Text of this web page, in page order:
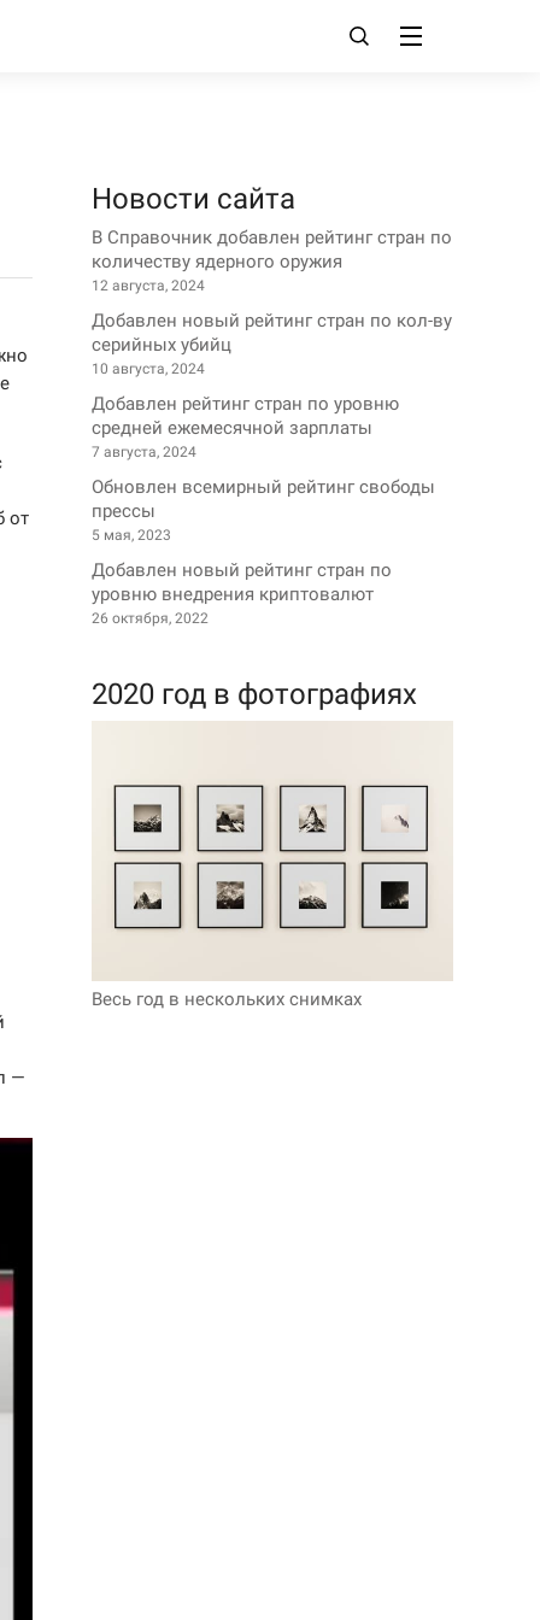
от
—
Новости сайта
В Справочник добавлен рейтинг стран по
количеству ядерного оружия
12 августа, 2024
Добавлен новый рейтинг стран по кол-ву
серийных убийц
10 августа, 2024
Добавлен рейтинг стран по уровню
средней ежемесячной зарплаты
7 августа, 2024
Обновлен всемирный рейтинг свободы
прессы
5 мая, 2023
Добавлен новый рейтинг стран по
уровню внедрения криптовалют
26 октября, 2022
2020 год в фотографиях
Весь год в нескольких снимках